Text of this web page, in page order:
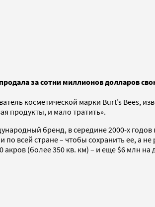
за сотни миллионов долларов
косметической марки Burt’s Bees,
продукты, и мало тратить».
бренд, в середине 2000-х
всей стране – чтобы сохранить ее, а не
(более 350 кв. км) – и еще $6 млн на